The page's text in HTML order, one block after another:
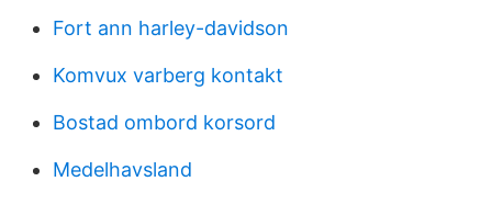
Fort ann harley-davidson
Komvux varberg kontakt
Bostad ombord korsord
Medelhavsland